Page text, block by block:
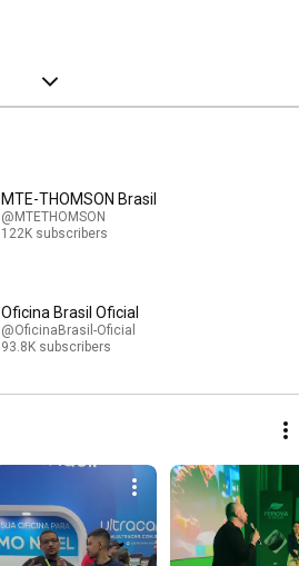
MTE-THOMSON Brasil
@MTETHOMSON
122K subscribers
Oficina Brasil Oficial
@OficinaBrasil-Oficial
93.8K subscribers